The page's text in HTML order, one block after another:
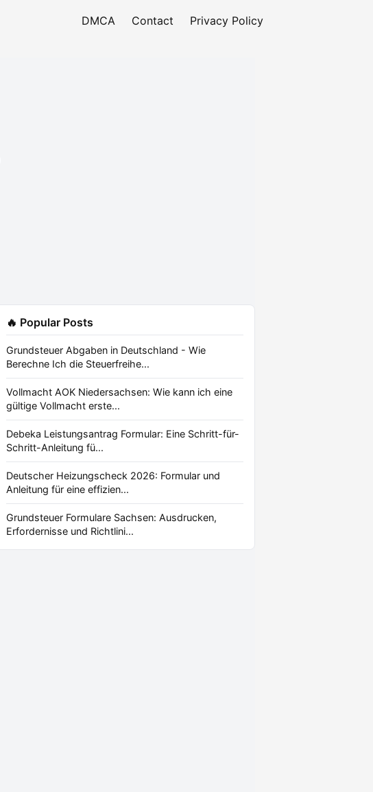
DMCA Contact Privacy Policy
🔥 Popular Posts
Grundsteuer Abgaben in Deutschland - Wie
Berechne Ich die Steuerfreihe...
Vollmacht AOK Niedersachsen: Wie kann ich eine
gültige Vollmacht erste...
Debeka Leistungsantrag Formular: Eine Schritt-für-
Schritt-Anleitung fü...
Deutscher Heizungscheck 2026: Formular und
Anleitung für eine effizien...
Grundsteuer Formulare Sachsen: Ausdrucken,
Erfordernisse und Richtlini...